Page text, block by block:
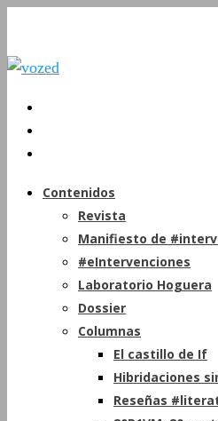
Contenidos
Revista
Manifiesto de
#eIntervenciones
Laboratorio Hoguera
Dossier
Columnas
El castillo de If
Hibridaciones
Reseñas